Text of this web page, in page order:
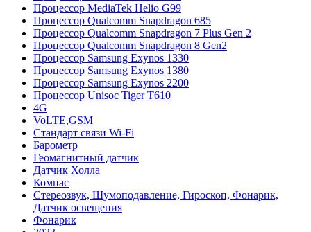
Процессор MediaTek Helio G99
Процессор Qualcomm Snapdragon 685
Процессор Qualcomm Snapdragon 7 Plus Gen 2
Процессор Qualcomm Snapdragon 8 Gen2
Процессор Samsung Exynos 1330
Процессор Samsung Exynos 1380
Процессор Samsung Exynos 2200
Процессор Unisoc Tiger T610
4G
VoLTE,GSM
Cтандарт связи Wi-Fi
Барометр
Геомагнитный датчик
Датчик Холла
Компас
Стереозвук, Шумоподавление, Гироскоп, Фонарик,
Датчик освещения
Фонарик